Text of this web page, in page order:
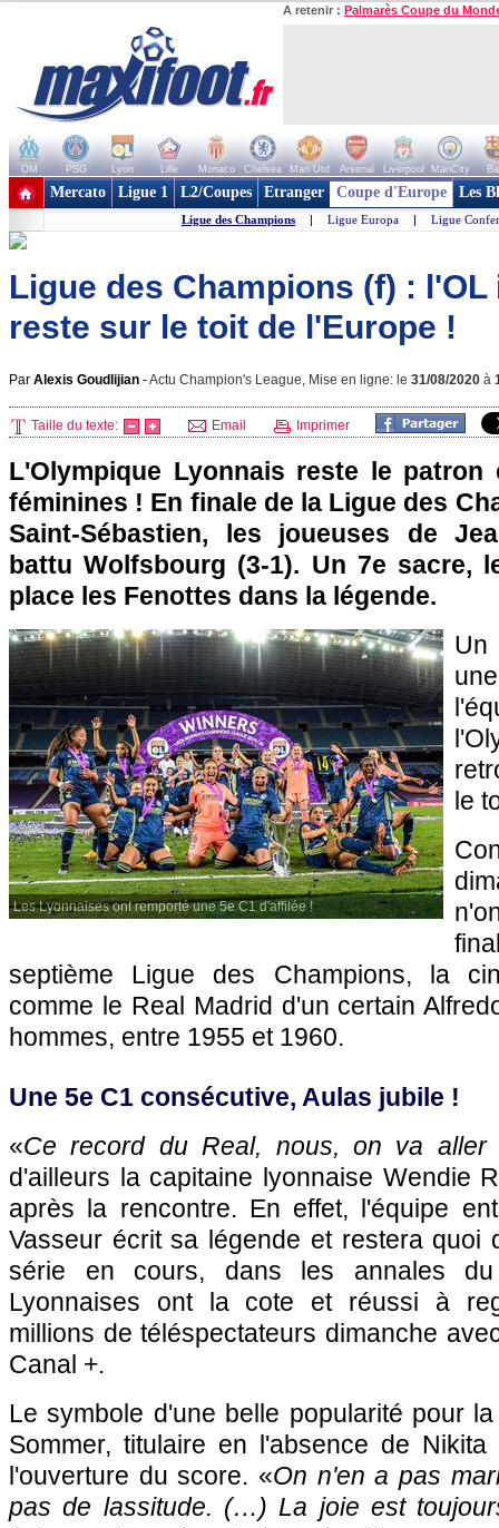
A retenir : Palmarès Coupe du
OM PSG Lyon Lille Monaco Chelsea Man Utd Arsenal Liverpool ManCity
+ de clubs
Mercato Ligue 1 L2/Coupes Etranger Coupe d'Europe Les
Ligue des Champions | Ligue Europa | Ligue
Ligue des Champions (f) : l'OL
reste sur le toit de l'Europe !
Par Alexis Goudlijian -Actu Champion's League, Mise en ligne: le 31/08/2020 à
Taille du texte: Email Imprimer
L'Olympique Lyonnais reste le patron
féminines ! En finale de la Ligue des
Saint-Sébastien, les joueuses de
battu Wolfsbourg (3-1). Un 7e sacre,
place les Fenottes dans la légende.
Les Lyonnaises ont remporté une 5e C1 d'affilée !
Un
le
septième Ligue des Champions, la
comme le Real Madrid d'un certain
hommes, entre 1955 et 1960.
Une 5e C1 consécutive, Aulas jubile !
«Ce record du Real, nous, on va aller
d'ailleurs la capitaine lyonnaise Wendie
après la rencontre. En effet, l'équipe
Vasseur écrit sa légende et restera quoi
série en cours, dans les annales
Lyonnaises ont la cote et réussi à
millions de téléspectateurs dimanche
Canal +.
Le symbole d'une belle popularité pour
Sommer, titulaire en l'absence de
l'ouverture du score. «On n'en a pas
pas de lassitude. (…) La joie est